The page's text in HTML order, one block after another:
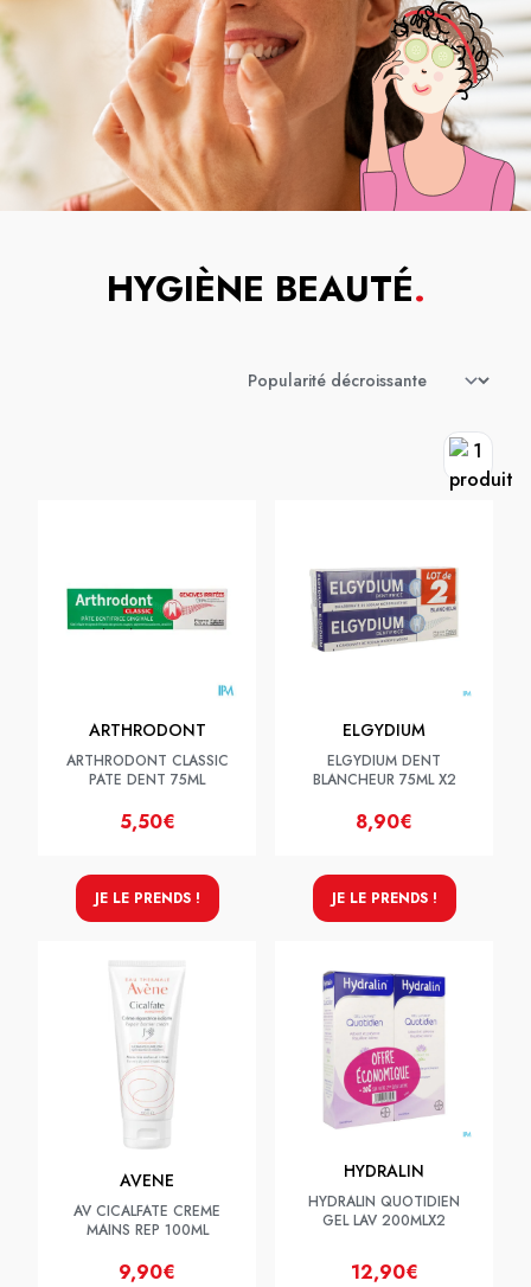
HYGIÈNE BEAUTÉ.
ARTHRODONT
ARTHRODONT CLASSIC
PATE DENT 75ML
5,50€
JE LE PRENDS !
ELGYDIUM
ELGYDIUM DENT
BLANCHEUR 75ML X2
8,90€
JE LE PRENDS !
AVENE
AV CICALFATE CREME
MAINS REP 100ML
9,90€
HYDRALIN
HYDRALIN QUOTIDIEN
GEL LAV 200MLX2
12,90€